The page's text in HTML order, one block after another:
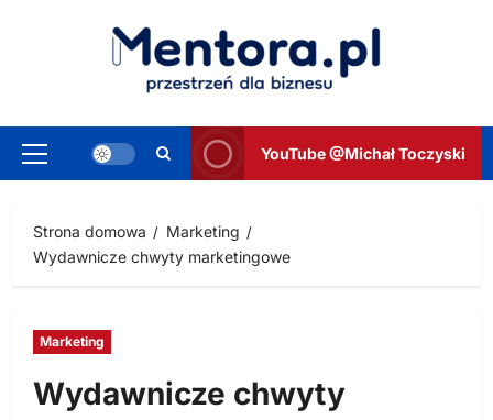
Menu
YouTube @Michał Toczyski
Strona domowa
Marketing
Wydawnicze chwyty marketingowe
Marketing
Wydawnicze chwyty